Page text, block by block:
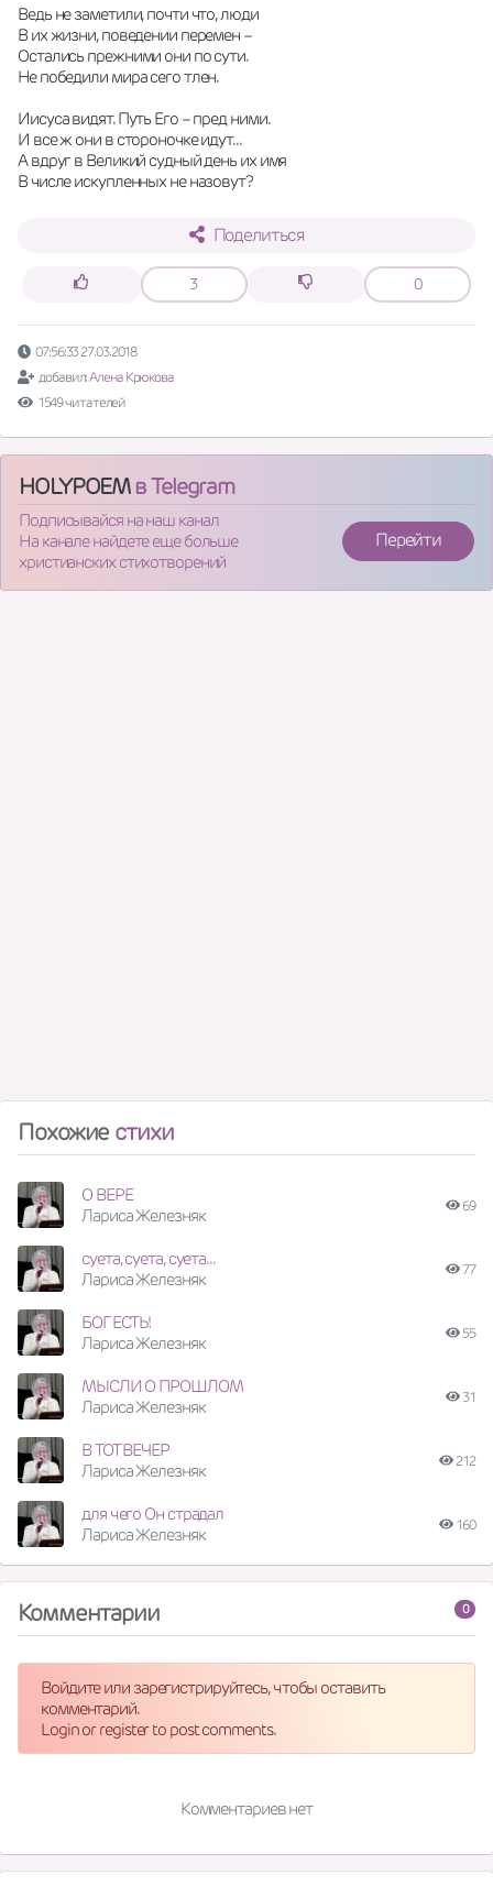
Ведь не заметили, почти что, люди
В их жизни, поведении перемен –
Остались прежними они по сути.
Не победили мира сего тлен.
Иисуса видят. Путь Его – пред ними.
И все ж они в стороночке идут...
А вдруг в Великий судный день их имя
В числе искупленных не назовут?
Поделиться
3 0
07:56:33 27.03.2018
добавил:Алена Крюкова
1549 читателей
HOLYPOEMв Telegram
Подписывайся на наш канал
На канале найдете еще больше
христианских стихотворений
Перейти
Похожие стихи
О ВЕРЕ
Лариса Железняк
69
суета, суета, суета...
Лариса Железняк
77
БОГ ЕСТЬ!
Лариса Железняк
55
МЫСЛИ О ПРОШЛОМ
Лариса Железняк
31
В ТОТ ВЕЧЕР
Лариса Железняк
212
для чего Он страдал
Лариса Железняк
160
0
Комментарии
Войдите или зарегистрируйтесь, чтобы оставить
комментарий.
Login or register to post comments.
Комментариев нет